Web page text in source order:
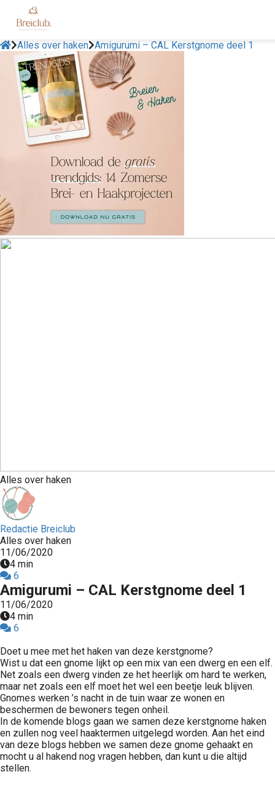
Alles over haken Amigurumi – CAL Kerstgnome deel 1
Alles over haken
Redactie Breiclub
Alles over haken
11/06/2020
4 min
6
Amigurumi – CAL Kerstgnome deel 1
11/06/2020
4 min
6
Doet u mee met het haken van deze kerstgnome?
Wist u dat een gnome lijkt op een mix van een dwerg en een elf.
Net zoals een dwerg vinden ze het heerlijk om hard te werken,
maar net zoals een elf moet het wel een beetje leuk blijven.
Gnomes werken ’s nacht in de tuin waar ze wonen en
beschermen de bewoners tegen onheil.
In de komende blogs gaan we samen deze kerstgnome haken
en zullen nog veel haaktermen uitgelegd worden. Aan het eind
van deze blogs hebben we samen deze gnome gehaakt en
mocht u al hakend nog vragen hebben, dan kunt u die altijd
stellen.